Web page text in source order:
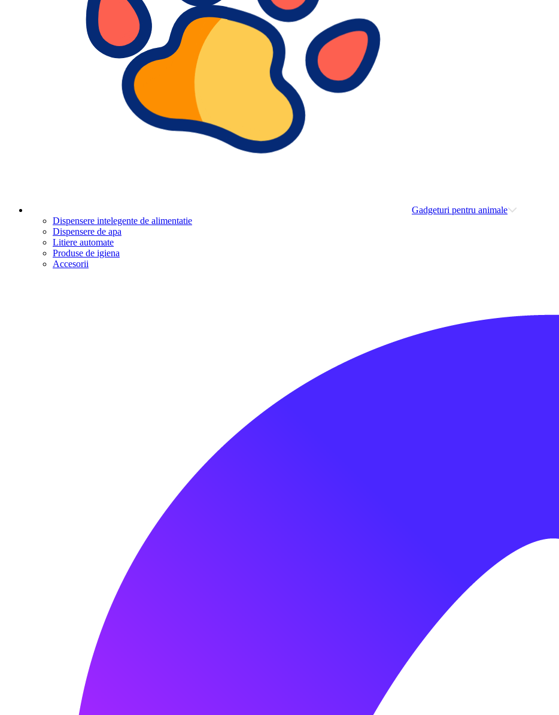
Gadgeturi pentru animale
Dispensere intelegente de alimentatie
Dispensere de apa
Litiere automate
Produse de igiena
Accesorii